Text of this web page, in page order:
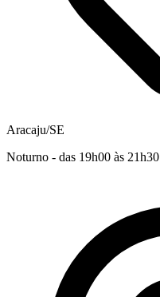
Aracaju/SE
Noturno - das 19h00 às 21h30